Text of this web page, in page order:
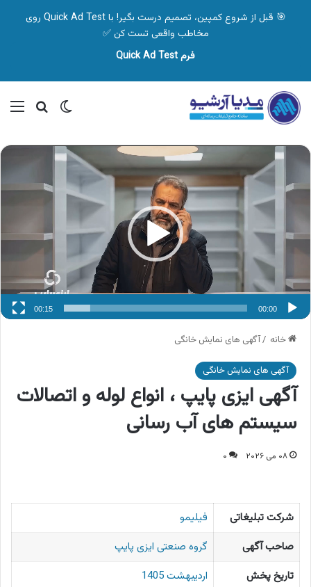
🎯 قبل از شروع کمپین، تصمیم درست بگیر! با Quick Ad Test روی
مخاطب واقعی تست کن ✅
فرم Quick Ad Test
تغییر پوسته
نمایشگر
ویدیو
00:00
00:15
خانه /آگهی های نمایش خانگی
آگهی های نمایش خانگی
آگهی ایزی پایپ ، انواع لوله و اتصالات
سیستم های آب رسانی
۰۸ می ۲۰۲۶ ۰
شرکت تبلیغاتی
فیلیمو
صاحب آگهی
گروه صنعتی ایزی پایپ
تاریخ پخش
اردیبهشت 1405